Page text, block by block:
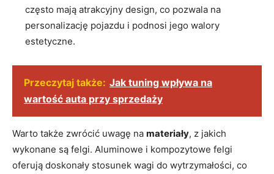
często mają atrakcyjny design, co pozwala na
personalizację pojazdu i podnosi jego walory
estetyczne.
Przeczytaj także: Jak tuning wpływa na
wartość auta przy sprzedaży
Warto także zwrócić uwagę na materiały, z jakich
wykonane są felgi. Aluminowe i kompozytowe felgi
oferują doskonały stosunek wagi do wytrzymałości, co